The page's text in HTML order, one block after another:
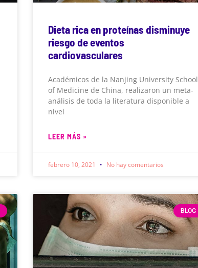
Dieta rica en proteínas disminuye
riesgo de eventos
cardiovasculares
Académicos de la Nanjing University School
of Medicine de China, realizaron un meta-
análisis de toda la literatura disponible a
nivel
LEER MÁS »
febrero 10, 2021 No hay comentarios
BLOG